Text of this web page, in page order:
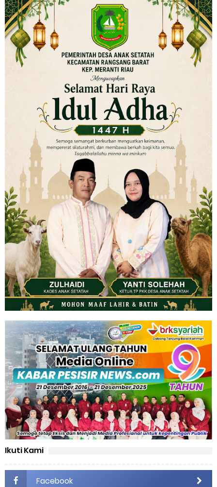
Ikuti Kami
Facebook